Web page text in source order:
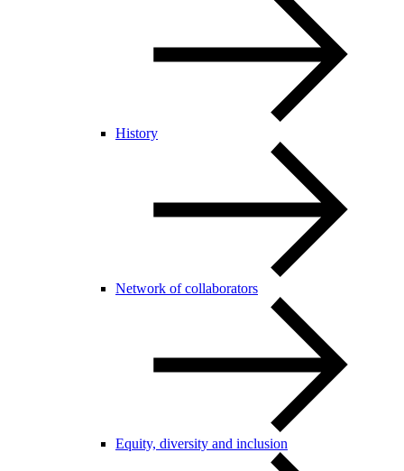
History
Network of collaborators
Equity, diversity and inclusion